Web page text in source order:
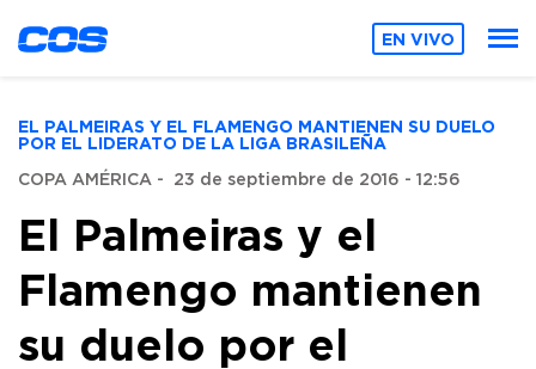
EN VIVO
EL PALMEIRAS Y EL FLAMENGO MANTIENEN SU DUELO
POR EL LIDERATO DE LA LIGA BRASILEÑA
COPA AMÉRICA - 23 de septiembre de 2016 - 12:56
El Palmeiras y el
Flamengo mantienen
su duelo por el